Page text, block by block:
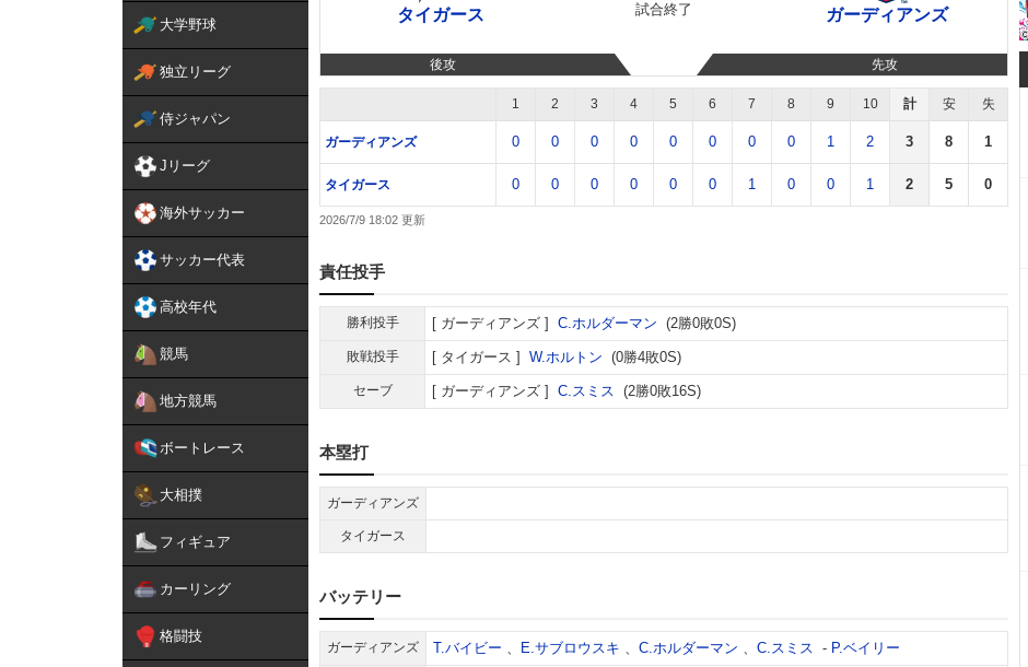
大学野球
独立リーグ
侍ジャパン
Jリーグ
海外サッカー
サッカー代表
高校年代
競馬
地方競馬
ボートレース
大相撲
フィギュア
カーリング
格闘技
タイガース 試合終了 ガーディアンズ
後攻 先攻
1 2 3 4 5 6 7 8 9 10 計 安 失
ガーディアンズ 0 0 0 0 0 0 0 0 1 2 3 8 1
タイガース 0 0 0 0 0 0 1 0 0 1 2 5 0
2026/7/9 18:02
責任投手
勝利投手 ガーディアンズ C.ホルダーマン (2勝0敗0S)
敗戦投手 タイガース W.ホルトン (0勝4敗0S)
セーブ ガーディアンズ C.スミス (2勝0敗16S)
本塁打
ガーディアンズ
タイガース
バッテリー
ガーディアンズ T.バイビー 、 E.サブロウスキ 、 C.ホルダーマン 、 C.スミス - P.ベイリー